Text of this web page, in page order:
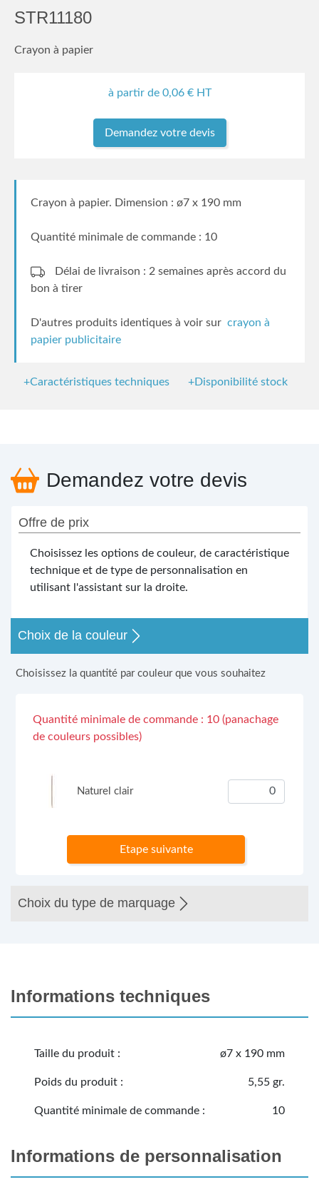
STR11180
Crayon à papier
à partir de 0,06€ HT
Demandez votre devis
Crayon à papier. Dimension : ø7 x 190 mm
Quantité minimale de commande : 10
Délai de livraison : 2 semaines après accord du
bon à tirer
D'autres produits identiques à voir sur crayon à
papier publicitaire
+Caractéristiques techniques +Disponibilité stock
Demandez votre devis
Offre de prix
Choisissez les options de couleur, de caractéristique
technique et de type de personnalisation en
utilisant l'assistant sur la droite.
Choix de la couleur
Choisissez la quantité par couleur que vous souhaitez
Quantité minimale de commande : 10 (panachage
de couleurs possibles)
Naturel clair
Etape suivante
Choix du type de marquage
Informations techniques
Taille du produit : ø7 x 190 mm
Poids du produit : 5,55 gr.
Quantité minimale de commande : 10
Informations de personnalisation